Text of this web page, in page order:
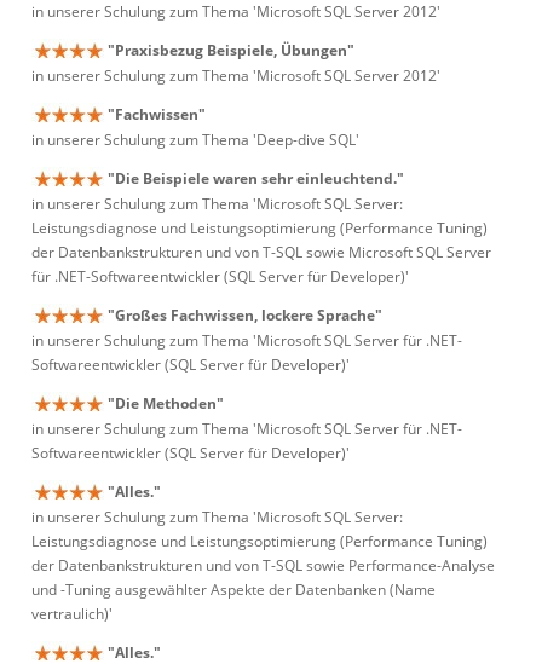
in unserer Schulung zum Thema 'Microsoft SQL Server 2012'
"Praxisbezug Beispiele, Übungen"
in unserer Schulung zum Thema 'Microsoft SQL Server 2012'
"Fachwissen"
in unserer Schulung zum Thema 'Deep-dive SQL'
"Die Beispiele waren sehr einleuchtend."
in unserer Schulung zum Thema 'Microsoft SQL Server:
Leistungsdiagnose und Leistungsoptimierung (Performance Tuning)
der Datenbankstrukturen und von T-SQL sowie Microsoft SQL Server
für .NET-Softwareentwickler (SQL Server für Developer)'
"Großes Fachwissen, lockere Sprache"
in unserer Schulung zum Thema 'Microsoft SQL Server für .NET-
Softwareentwickler (SQL Server für Developer)'
"Die Methoden"
in unserer Schulung zum Thema 'Microsoft SQL Server für .NET-
Softwareentwickler (SQL Server für Developer)'
"Alles."
in unserer Schulung zum Thema 'Microsoft SQL Server:
Leistungsdiagnose und Leistungsoptimierung (Performance Tuning)
der Datenbankstrukturen und von T-SQL sowie Performance-Analyse
und -Tuning ausgewählter Aspekte der Datenbanken (Name
vertraulich)'
"Alles."